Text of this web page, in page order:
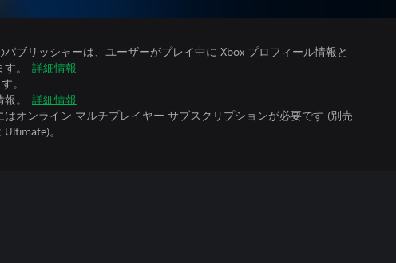
ブリッシャーは、ユーザーがプレイ中に Xbox プロフィール情報と
。
詳細情報
。
。
詳細情報
オンライン マルチプレイヤー サブスクリプションが必要です (別売
。